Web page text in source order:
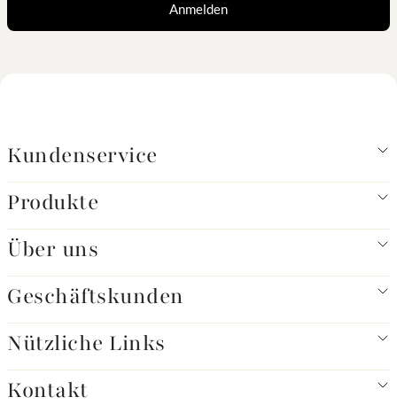
Anmelden
Kundenservice
Produkte
Über uns
Geschäftskunden
Nützliche Links
Kontakt